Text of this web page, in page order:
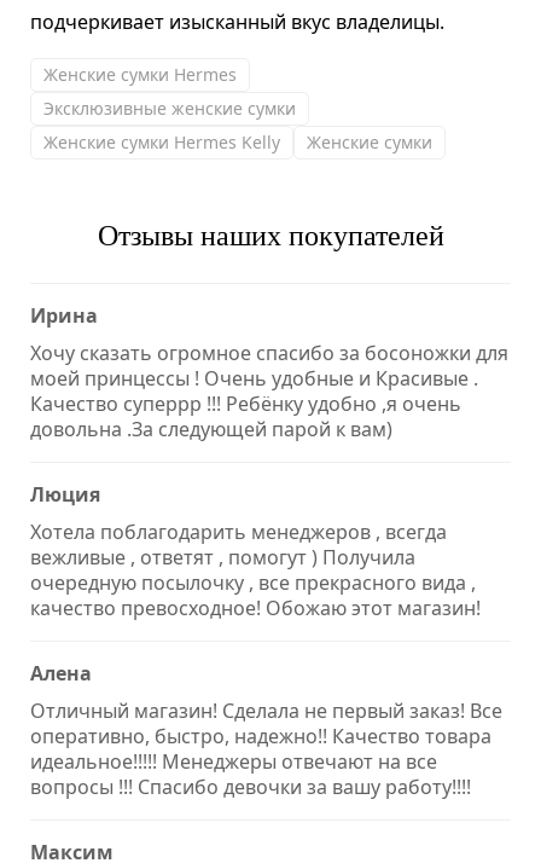
подчеркивает изысканный вкус владелицы.
Женские сумки Hermes
Эксклюзивные женские сумки
Женские сумки Hermes Kelly
Женские сумки
Отзывы наших покупателей
Ирина
Хочу сказать огромное спасибо за босоножки для
моей принцессы ! Очень удобные и Красивые .
Качество суперрр !!! Ребёнку удобно ,я очень
довольна .За следующей парой к вам)
Люция
Хотела поблагодарить менеджеров , всегда
вежливые , ответят , помогут ) Получила
очередную посылочку , все прекрасного вида ,
качество превосходное! Обожаю этот магазин!
Алена
Отличный магазин! Сделала не первый заказ! Все
оперативно, быстро, надежно!! Качество товара
идеальное!!!!! Менеджеры отвечают на все
вопросы !!! Спасибо девочки за вашу работу!!!!
Максим